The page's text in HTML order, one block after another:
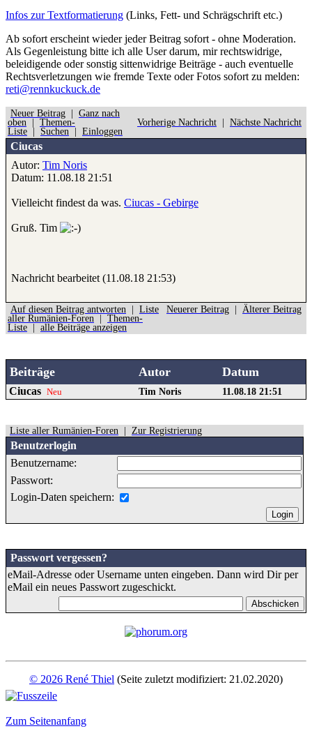
Infos zur Textformatierung (Links, Fett- und Schrägschrift etc.)
Ab sofort erscheint wieder jeder Beitrag sofort - ohne Moderation.
Als Gegenleistung bitte ich alle User darum, mir rechtswidrige,
beleidigende oder sonstig sittenwidrige Beiträge - auch eventuelle
Rechtsverletzungen wie fremde Texte oder Fotos sofort zu melden:
reti@rennkuckuck.de
Neuer Beitrag
Ganz nach
oben
Themen-
Liste
Suchen Einloggen
Vorherige Nachricht Nächste Nachricht
Ciucas
Autor: Tim Noris
Datum: 11.08.18 21:51
Vielleicht findest da was. Ciucas - Gebirge
Gruß. Tim
Nachricht bearbeitet (11.08.18 21:53)
Auf diesen Beitrag antworten
Liste
aller Rumänien-Foren
Themen-
Liste
alle Beiträge anzeigen
Neuerer Beitrag Älterer Beitrag
Beiträge Autor Datum
Ciucas Neu Tim Noris 11.08.18 21:51
Liste aller Rumänien-Foren Zur Registrierung
Benutzerlogin
Benutzername:
Passwort:
Login-Daten speichern:
Passwort vergessen?
eMail-Adresse oder Username unten eingeben. Dann wird Dir per
eMail ein neues Passwort zugeschickt.
© 2026 René Thiel (Seite zuletzt modifiziert: 21.02.2020)
Zum Seitenanfang